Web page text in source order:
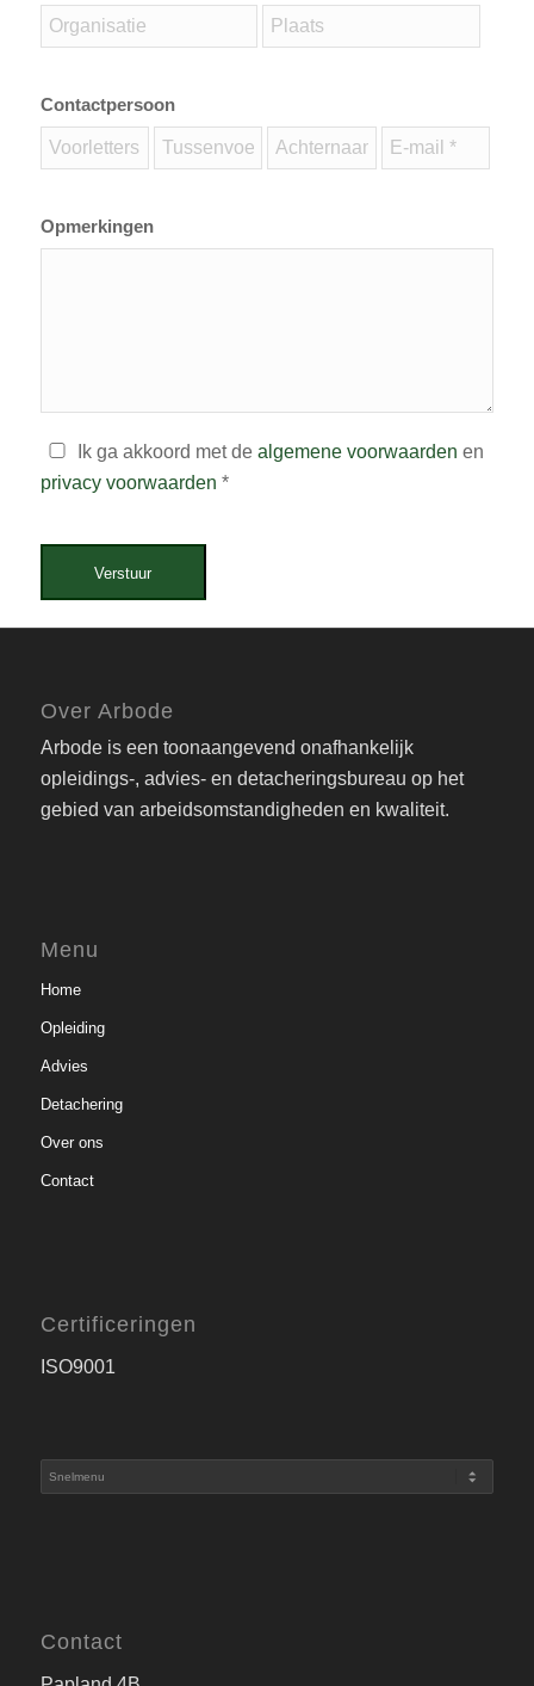
Contactpersoon
Opmerkingen
Ik ga akkoord met de algemene voorwaarden en
privacy voorwaarden *
Verstuur
Over Arbode
Arbode is een toonaangevend onafhankelijk
opleidings-, advies- en detacheringsbureau op het
gebied van arbeidsomstandigheden en kwaliteit.
Menu
Home
Opleiding
Advies
Detachering
Over ons
Contact
Certificeringen
ISO9001
Contact